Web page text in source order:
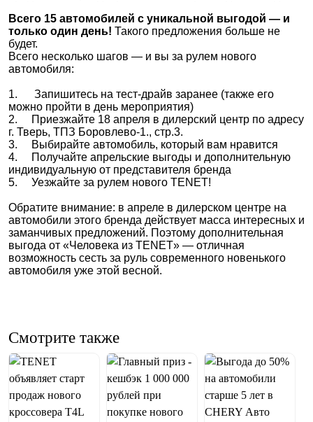
Всего 15 автомобилей с уникальной выгодой — и
только один день! Такого предложения больше не
будет.
Всего несколько шагов — и вы за рулем нового
автомобиля:
1. Запишитесь на тест-драйв заранее (также его
можно пройти в день мероприятия)
2. Приезжайте 18 апреля в дилерский центр по адресу
г. Тверь, ТПЗ Боровлево-1., стр.3.
3. Выбирайте автомобиль, который вам нравится
4. Получайте апрельские выгоды и дополнительную
индивидуальную от представителя бренда
5. Уезжайте за рулем нового TENET!
Обратите внимание: в апреле в дилерском центре на
автомобили этого бренда действует масса интересных и
заманчивых предложений. Поэтому дополнительная
выгода от «Человека из TENET» — отличная
возможность сесть за руль современного новенького
автомобиля уже этой весной.
Смотрите также